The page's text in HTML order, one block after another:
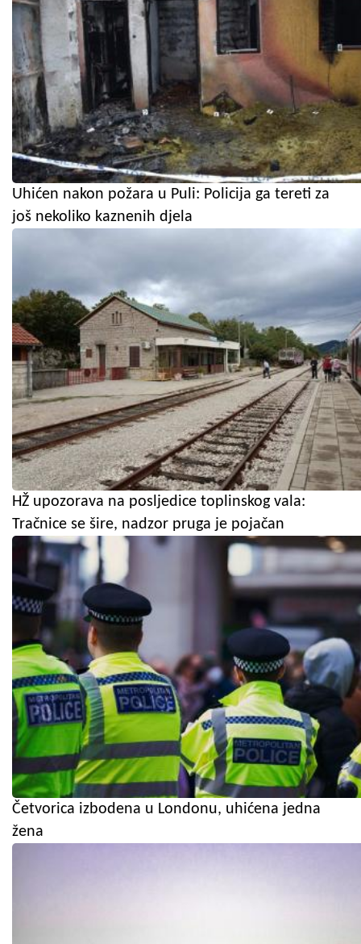
Uhićen nakon požara u Puli: Policija ga tereti za
još nekoliko kaznenih djela
HŽ upozorava na posljedice toplinskog vala:
Tračnice se šire, nadzor pruga je pojačan
Četvorica izbodena u Londonu, uhićena jedna
žena